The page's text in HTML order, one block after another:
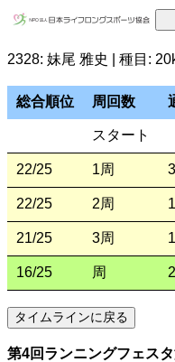
2328: 妹尾 雅史 | 種目:
総合順位 周回数
スタート
22/25 1周
22/25 2周
21/25 3周
16/25 周
第4回ランニングフェス